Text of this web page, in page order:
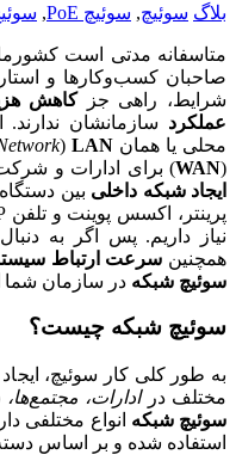
بلاگ سوئیچ, سوئیچ PoE ,
متاسفانه مدتی است
صاحبان کسب‌و‌کار‌ها و
شرایط، راهی جزکاهش
عملکرد سازمانشان
محلی یا همان
)LAN
(
WAN) برای ادارات و
ایجاد شبکه داخلی بین
پرینتر، اکسس پوینت و تلفن VOIP و تجهیزات دیگر به
نیاز داریم. پس اگر به
همچنین سرعت ارتباط
سوئیچ شبکه در سازمان شما
سوئیچ شبکه چیست؟
به طور کلی کار سوئیچ،
مختلف درادارات،
سوئیچ شبکه انواع مختلفی
استفاده شده و بر اساس